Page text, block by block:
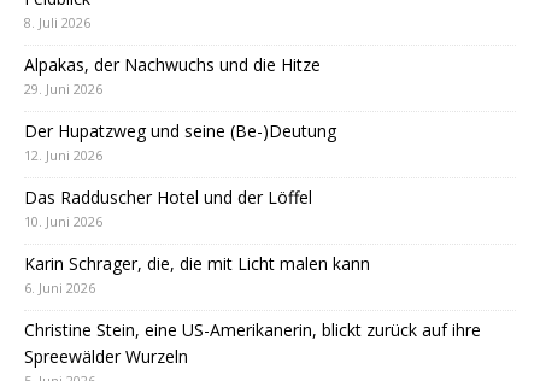
8. Juli 2026
Alpakas, der Nachwuchs und die Hitze
29. Juni 2026
Der Hupatzweg und seine (Be-)Deutung
12. Juni 2026
Das Radduscher Hotel und der Löffel
10. Juni 2026
Karin Schrager, die, die mit Licht malen kann
6. Juni 2026
Christine Stein, eine US-Amerikanerin, blickt zurück auf ihre
Spreewälder Wurzeln